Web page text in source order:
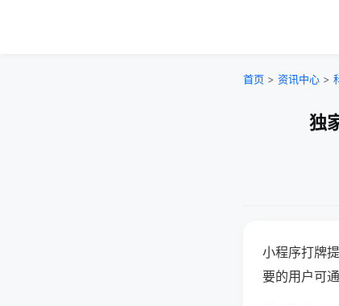
首页 > 资讯中心 >
独
小程序打牌
要的用户可